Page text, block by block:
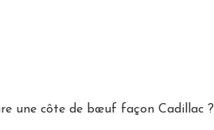
une côte de bœuf façon Cadillac ?